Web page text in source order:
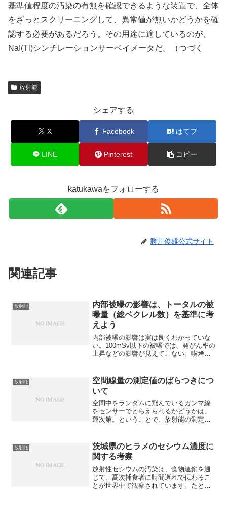
基準値程度の汚染の有無を確認できるような装置で、全体
をざっとスクリーニングして、異常値が無いかどうかを確
認する必要があるだろう。その用途に適しているのが、
NaI(Tl)シンチレーションサーベイメータだ。（つづく
放射能
シェアする
X Facebook はてブ
LINE Pinterest コピー
katukawaをフォローする
勝川俊雄公式サイト
関連記事
放射能
内部被曝の影響は、トータルの被
曝量（総ベクレル数）を基準に考
えよう
内部被曝の影響は実は良くわかっていな
い。100mSv以下の被曝では、発がん率の
上昇などの影響が見えてこない。喫煙の
断定はできない。未知な部分があるか
ら、放射能は予防的に...
放射能
空間線量の測定値のばらつきにつ
いて
空間中をランダムに飛んでいるガンマ線
をセンサーでとらえられるかどうかは、
運次第。ということで、放射能の測定で
例として、エアカウンターＳをつかっ
て、0.1Sv/hの場所で...
放射能
茨城県のヒラメのセシウム濃度に
関する考察
放射性セシウムの汚染は、食物連鎖を通
じて、高次捕食者に時間遅れで伝わるこ
とが世界中で観察されています。たとえ